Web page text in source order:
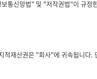
통신망법" 및 "저작권법"이 규정
재산권은 "회사"에 귀속됩니다.